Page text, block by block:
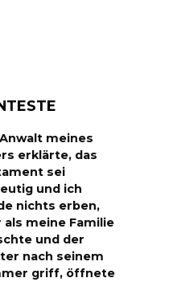
meines
erklärte, das
sei
und ich
nichts erben,
als meine Familie
und der
nach seinem
griff, öffnete